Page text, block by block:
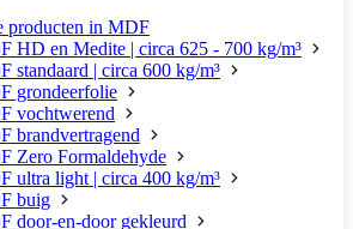
producten in MDF
HD en Medite | circa 625 - 700 kg/m³
standaard | circa 600 kg/m³
grondeerfolie
vochtwerend
brandvertragend
Zero Formaldehyde
ultra light | circa 400 kg/m³
buig
door-en-door gekleurd